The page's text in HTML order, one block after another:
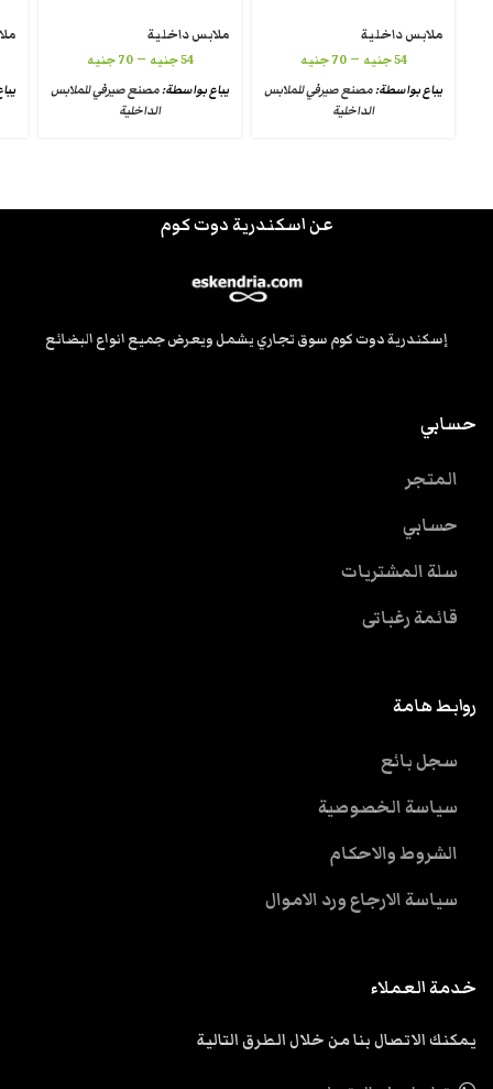
ملابس داخلية
54جنيه –
70 جنيه
يباع بواسطة:مصنع صيرفي للملابس
الداخلية
ملابس داخلية
54جنيه –
70 جنيه
يباع بواسطة:مصنع صيرفي للملابس
الداخلية
عن اسكندرية دوت كوم
إسكندرية دوت كوم سوق تجاري يشمل ويعرض جميع انواع البضائع
حسابي
المتجر
حسابي
سلة المشتريات
قائمة رغباتى
روابط هامة
سجل بائع
سياسة الخصوصية
الشروط والاحكام
سياسة الارجاع ورد الاموال
خدمة العملاء
يمكنك الاتصال بنا من خلال الطرق التالية